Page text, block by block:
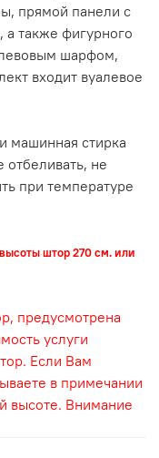
прямой панели с
а также фигурного
шарфом,
входит вуалевое
машинная стирка
не
при температуре
штор 270 см. или
предусмотрена
услуги
Если Вам
в примечании
высоте. Внимание